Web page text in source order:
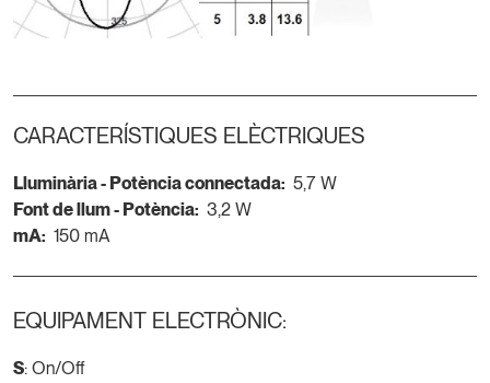
CARACTERÍSTIQUES ELÈCTRIQUES
Lluminària - Potència connectada: 5,7 W
Font de llum - Potència: 3,2 W
mA: 150 mA
EQUIPAMENT ELECTRÒNIC:
S: On/Off